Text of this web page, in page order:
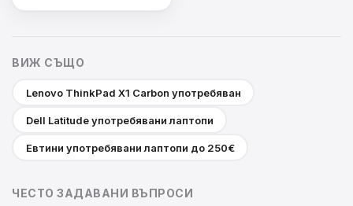
ВИЖ СЪЩО
Lenovo ThinkPad X1 Carbon употребяван
Dell Latitude употребявани лаптопи
Евтини употребявани лаптопи до 250€
ЧЕСТО ЗАДАВАНИ ВЪПРОСИ